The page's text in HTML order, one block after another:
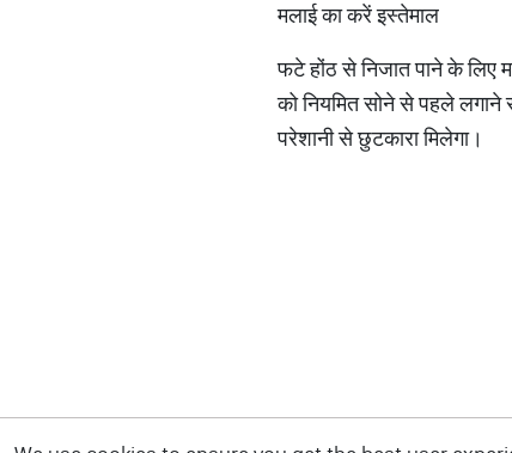
मलाई का करें इस्तेमाल
फटे होंठ से निजात पाने के लिए
को नियमित सोने से पहले लगाने
परेशानी से छुटकारा मिलेगा।